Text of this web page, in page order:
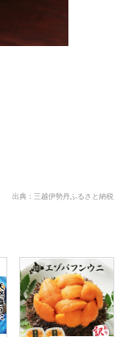
出典：三越伊勢丹ふるさと納税